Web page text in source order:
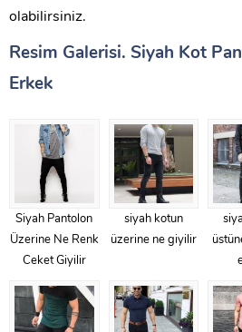
olabilirsiniz.
Resim Galerisi. Siyah Kot
Erkek
Siyah Pantolon
Üzerine Ne Renk
Ceket Giyilir
siyah kotun
üzerine ne giyilir